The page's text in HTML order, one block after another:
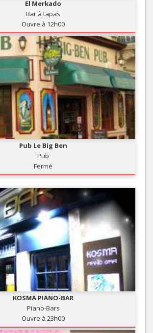
El Merkado
Bar à tapas
Ouvre à 12h00
Pub Le Big Ben
Pub
Fermé
KOSMA PIANO-BAR
Piano-Bars
Ouvre à 23h00